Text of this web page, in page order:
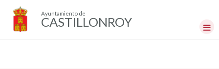
Ayuntamiento de
CASTILLONROY